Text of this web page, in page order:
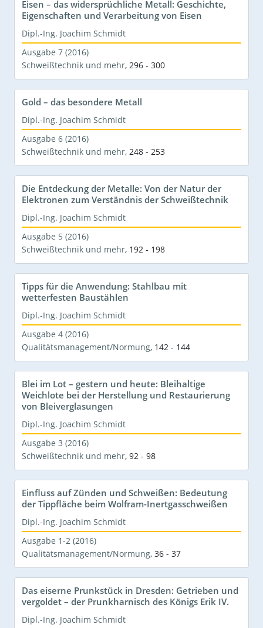
Eisen – das widersprüchliche Metall: Geschichte,
Eigenschaften und Verarbeitung von Eisen
Dipl.-Ing. Joachim Schmidt
Ausgabe 7 (2016)
Schweißtechnik und mehr, 296 - 300
Gold – das besondere Metall
Dipl.-Ing. Joachim Schmidt
Ausgabe 6 (2016)
Schweißtechnik und mehr, 248 - 253
Die Entdeckung der Metalle: Von der Natur der
Elektronen zum Verständnis der Schweißtechnik
Dipl.-Ing. Joachim Schmidt
Ausgabe 5 (2016)
Schweißtechnik und mehr, 192 - 198
Tipps für die Anwendung: Stahlbau mit
wetterfesten Baustählen
Dipl.-Ing. Joachim Schmidt
Ausgabe 4 (2016)
Qualitätsmanagement/Normung, 142 - 144
Blei im Lot – gestern und heute: Bleihaltige
Weichlote bei der Herstellung und Restaurierung
von Bleiverglasungen
Dipl.-Ing. Joachim Schmidt
Ausgabe 3 (2016)
Schweißtechnik und mehr, 92 - 98
Einfluss auf Zünden und Schweißen: Bedeutung
der Tippfläche beim Wolfram-Inertgasschweißen
Dipl.-Ing. Joachim Schmidt
Ausgabe 1-2 (2016)
Qualitätsmanagement/Normung, 36 - 37
Das eiserne Prunkstück in Dresden: Getrieben und
vergoldet – der Prunkharnisch des Königs Erik IV.
Dipl.-Ing. Joachim Schmidt